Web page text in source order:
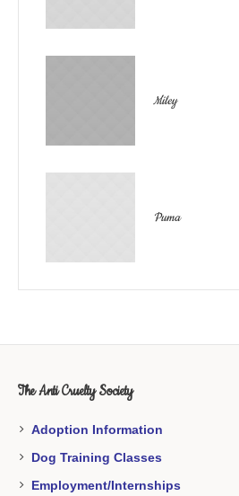
Miley
Puma
The Anti Cruelty Society
Adoption Information
Dog Training Classes
Employment/Internships